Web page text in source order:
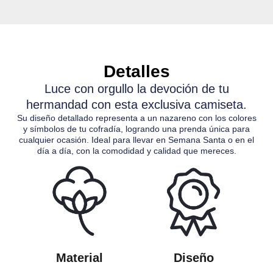
Detalles
Luce con orgullo la devoción de tu
hermandad con esta exclusiva camiseta.
Su diseño detallado representa a un nazareno con los colores
y símbolos de tu cofradía, logrando una prenda única para
cualquier ocasión. Ideal para llevar en Semana Santa o en el
día a día, con la comodidad y calidad que mereces.
Material Diseño